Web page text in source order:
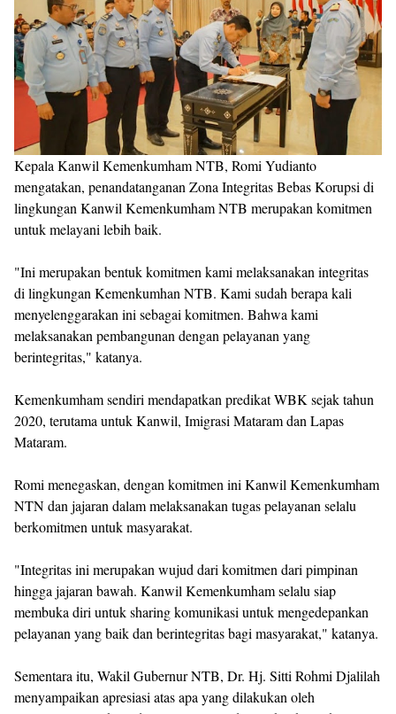
Kepala Kanwil Kemenkumham NTB, Romi Yudianto
mengatakan, penandatanganan Zona Integritas Bebas Korupsi di
lingkungan Kanwil Kemenkumham NTB merupakan komitmen
untuk melayani lebih baik.
"Ini merupakan bentuk komitmen kami melaksanakan integritas
di lingkungan Kemenkumhan NTB. Kami sudah berapa kali
menyelenggarakan ini sebagai komitmen. Bahwa kami
melaksanakan pembangunan dengan pelayanan yang
berintegritas," katanya.
Kemenkumham sendiri mendapatkan predikat WBK sejak tahun
2020, terutama untuk Kanwil, Imigrasi Mataram dan Lapas
Mataram.
Romi menegaskan, dengan komitmen ini Kanwil Kemenkumham
NTN dan jajaran dalam melaksanakan tugas pelayanan selalu
berkomitmen untuk masyarakat.
"Integritas ini merupakan wujud dari komitmen dari pimpinan
hingga jajaran bawah. Kanwil Kemenkumham selalu siap
membuka diri untuk sharing komunikasi untuk mengedepankan
pelayanan yang baik dan berintegritas bagi masyarakat," katanya.
Sementara itu, Wakil Gubernur NTB, Dr. Hj. Sitti Rohmi Djalilah
menyampaikan apresiasi atas apa yang dilakukan oleh